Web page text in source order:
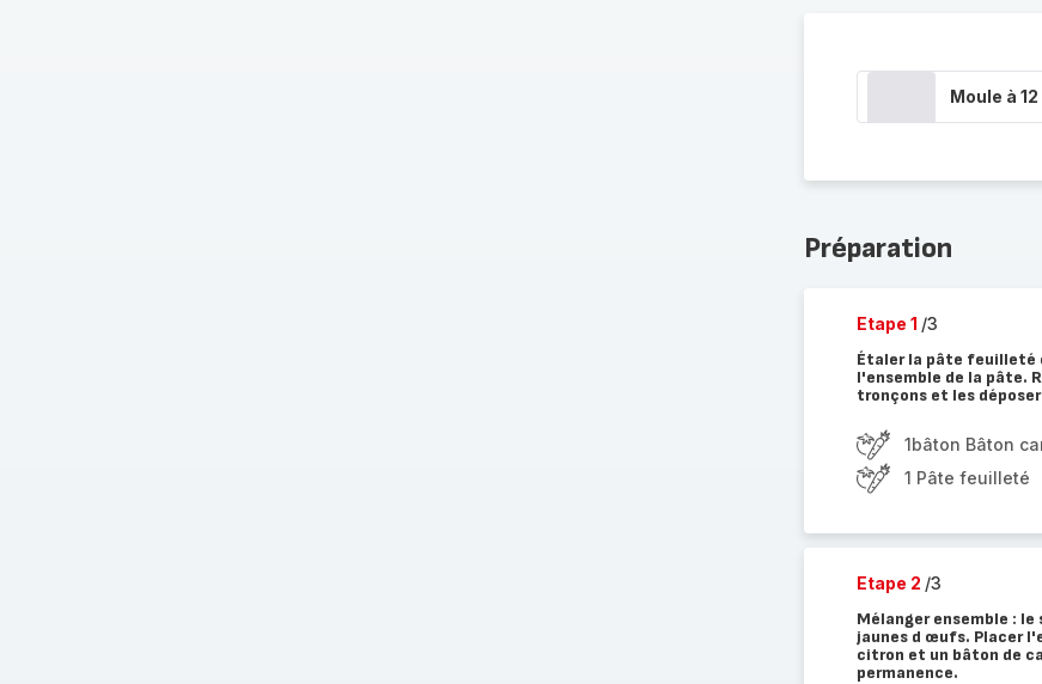
Moule à
Préparation
Etape 1 /3
Étaler la pâte feuilleté
l'ensemble de la pâte.
tronçons et les
1bâton Bâton
1 Pâte feuilleté
Etape 2 /3
Mélanger ensemble :
jaunes d œufs. Placer
citron et un bâton de
permanence.